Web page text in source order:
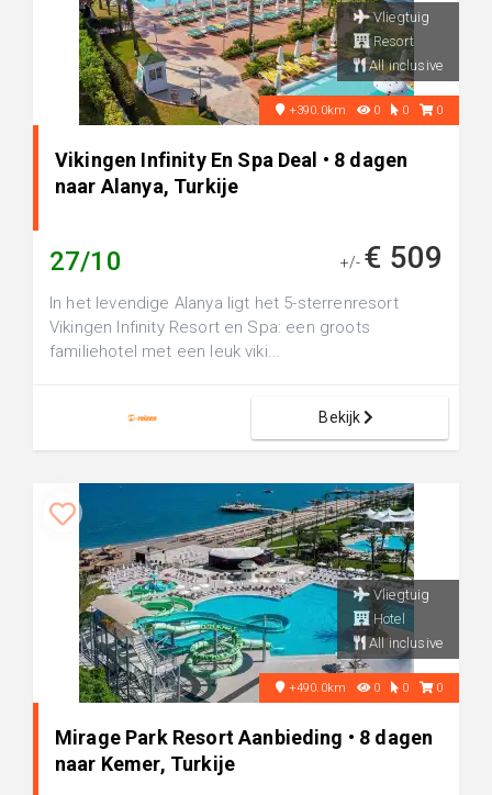
Vliegtuig
Resort
All inclusive
+390.0km 0 0 0
Vikingen Infinity En Spa Deal • 8 dagen
naar Alanya, Turkije
27/10 +/- € 509
In het levendige Alanya ligt het 5-sterrenresort
Vikingen Infinity Resort en Spa: een groots
familiehotel met een leuk viki...
Bekijk
Vliegtuig
Hotel
All inclusive
+490.0km 0 0 0
Mirage Park Resort Aanbieding • 8 dagen
naar Kemer, Turkije